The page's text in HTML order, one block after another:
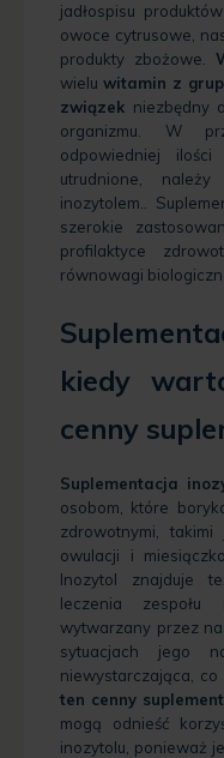
jadłospisu
owoce cytrusowe,
produkty zbożowe.
wielu witamin z
związek niezbędny
organizmu. W
odpowiedniej
utrudnione,
inozytolem..
szerokie
profilaktyce
równowagi
kiedy
cenny
Suplementacja
osobom, które
zdrowotnymi, takimi
owulacji i
Inozytol znajduje
leczenia zespołu
wytwarzany przez
sytuacjach jego
niewystarczająca,
ten cenny suplement
mogą odnieść
inozytolu, ponieważ